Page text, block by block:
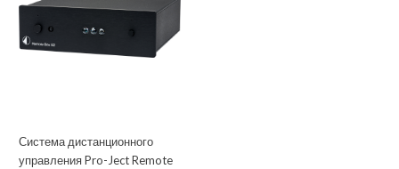
Система дистанционного
управления Pro-Ject Remote